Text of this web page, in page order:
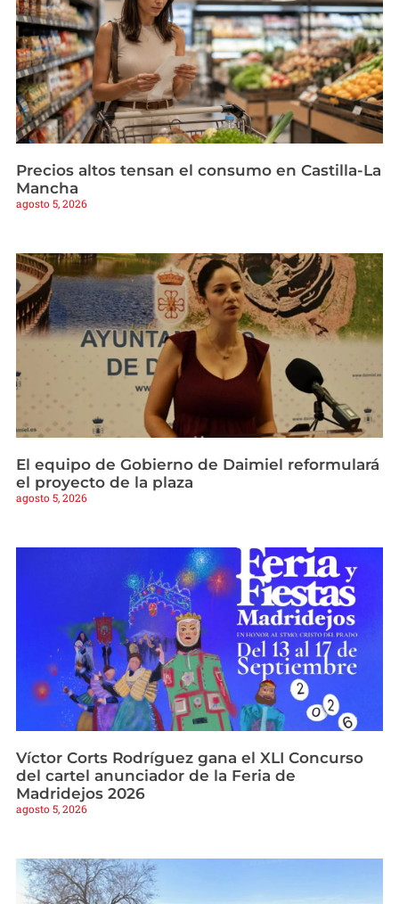
Precios altos tensan el consumo en Castilla-La
Mancha
agosto 5, 2026
El equipo de Gobierno de Daimiel reformulará
el proyecto de la plaza
agosto 5, 2026
Víctor Corts Rodríguez gana el XLI Concurso
del cartel anunciador de la Feria de
Madridejos 2026
agosto 5, 2026